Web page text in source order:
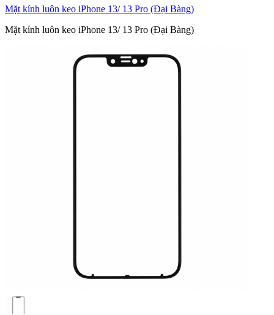
Mặt kính luôn keo iPhone 13/ 13 Pro (Đại Bàng)
Mặt kính luôn keo iPhone 13/ 13 Pro (Đại Bàng)